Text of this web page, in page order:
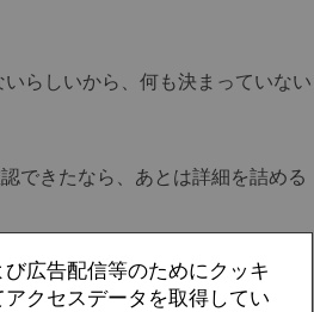
らしいから、何も決まっていない
できたなら、あとは詳細を詰める
広告配信等のためにクッキ
クセスデータを取得してい